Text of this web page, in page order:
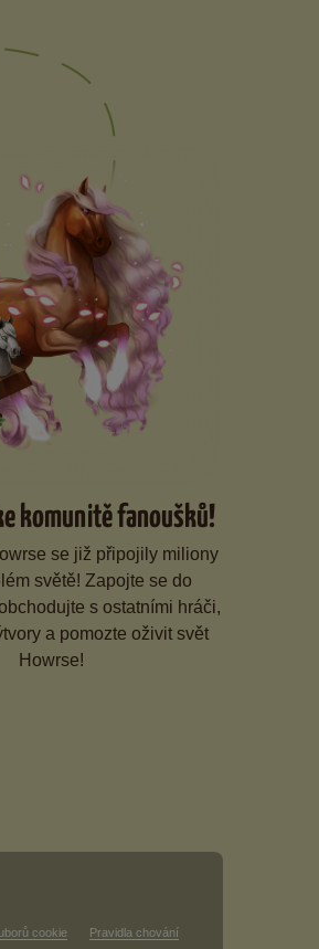
komunitě fanoušků!
se již připojily miliony
světě! Zapojte se do
s ostatními hráči,
a pomozte oživit svět
Howrse!
cookie Pravidla chování